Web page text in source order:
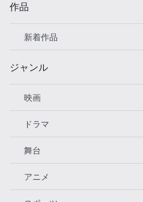
作品
新着作品
ジャンル
映画
ドラマ
舞台
アニメ